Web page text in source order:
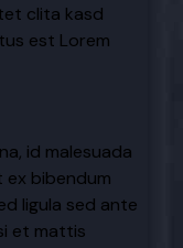
clita kasd
est Lorem
id malesuada
ex bibendum
ligula sed ante
et mattis